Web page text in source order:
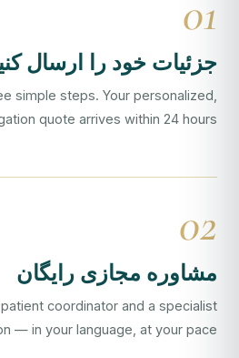
01
جزئیات خود را ارسال
simple steps. Your personalized,
quote arrives within 24 hours.
02
مشاوره مجازی رایگان
coordinator and a specialist
— in your language, at your pace.